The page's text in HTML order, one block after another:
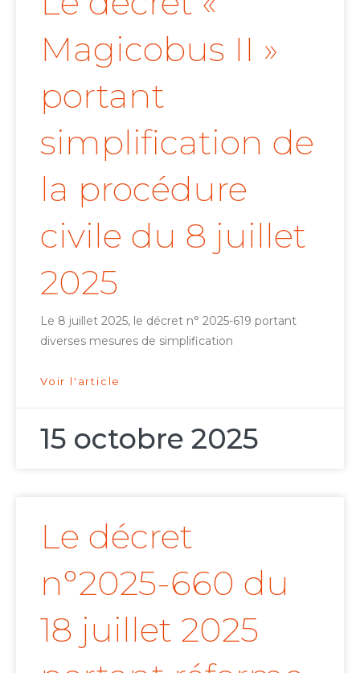
Magicobus II »
portant
simplification de
la procédure
civile du 8 juillet
2025
Le 8 juillet 2025, le décret n° 2025-619 portant
diverses mesures de simplification
Voir l'article
15 octobre 2025
Le décret
n°2025-660 du
18 juillet 2025